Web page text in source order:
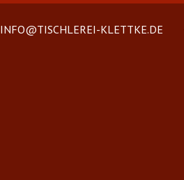
INFO@TISCHLEREI-KLETTKE.DE